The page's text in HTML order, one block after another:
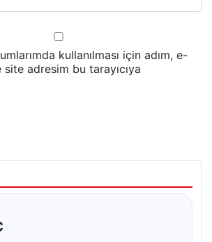
kullanılması için adım, e-
adresim bu tarayıcıya